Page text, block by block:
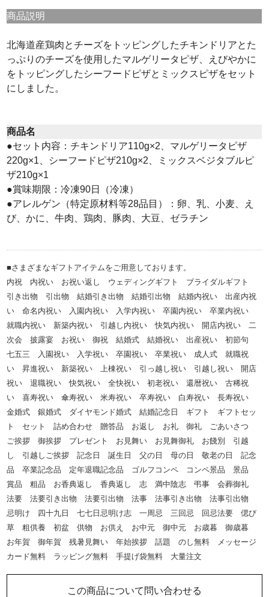
この商品について問い合わせる
商品説明
北海道産鶏肉とチーズをトッピングしたチキンドリアとた
っぷりのチーズを使用したマルゲリータピザ、えびやかに
をトッピングしたシーフードピザとミックスピザをセット
にしました。
商品名
●セット内容：チキンドリア110g×2、マルゲリータピザ
220g×1、シーフードピザ210g×2、ミックスベジタブルピ
ザ210g×1
●賞味期限：冷凍90日（冷凍）
●アレルゲン（特定原材料等28品目）：卵、乳、小麦、え
び、かに、牛肉、鶏肉、豚肉、大豆、ゼラチン
■さまざまなギフトアイテムをご用意しております。
内祝 内祝い お祝い返し ウェディングギフト ブライダルギフト
引き出物 引出物 結婚引き出物 結婚引出物 結婚内祝い 出産内祝
い 命名内祝い 入園内祝い 入学内祝い 卒園内祝い 卒業内祝い
就職内祝い 新築内祝い 引越し内祝い 快気内祝い 開店内祝い 二
次会 披露宴 お祝い 御祝 結婚式 結婚祝い 出産祝い 初節句
七五三 入園祝い 入学祝い 卒園祝い 卒業祝い 成人式 就職祝
い 昇進祝い 新築祝い 上棟祝い 引っ越し祝い 引越し祝い 開店
祝い 退職祝い 快気祝い 全快祝い 初老祝い 還暦祝い 古稀祝
い 喜寿祝い 傘寿祝い 米寿祝い 卒寿祝い 白寿祝い 長寿祝い
金婚式 銀婚式 ダイヤモンド婚式 結婚記念日 ギフト ギフトセッ
ト セット 詰め合わせ 贈答品 お返し お礼 御礼 ごあいさつ
ご挨拶 御挨拶 プレゼント お見舞い お見舞御礼 お餞別 引越
し 引越しご挨拶 記念日 誕生日 父の日 母の日 敬老の日 記念
品 卒業記念品 定年退職記念品 ゴルフコンペ コンペ景品 景品
賞品 粗品 お香典返し 香典返し 志 満中陰志 弔事 会葬御礼
法要 法要引き出物 法要引出物 法事 法事引き出物 法事引出物
忌明け 四十九日 七七日忌明け志 一周忌 三回忌 回忌法要 偲び
草 粗供養 初盆 供物 お供え お中元 御中元 お歳暮 御歳暮
お年賀 御年賀 残暑見舞い 年始挨拶 話題 のし無料 メッセージ
カード無料 ラッピング無料 手提げ袋無料 大量注文